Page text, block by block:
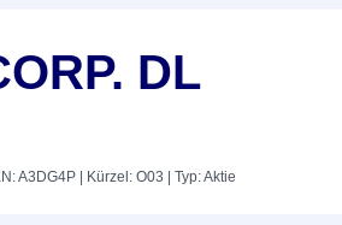
DL
A3DG4P | Kürzel: O03 | Typ: Aktie